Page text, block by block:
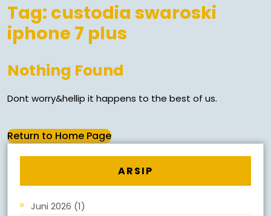
Tag: custodia swaroski
iphone 7 plus
Nothing Found
Dont worry&hellip it happens to the best of us.
Return to Home Page
ARSIP
Juni 2026 (1)